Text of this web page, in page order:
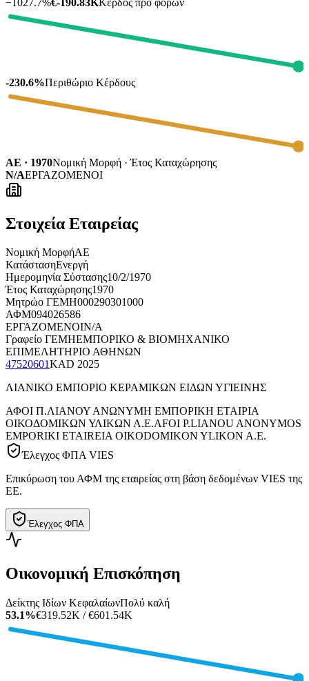
−1027.7%€-190.83KΚέρδος προ φόρων
-230.6%Περιθώριο Κέρδους
ΑΕ · 1970Νομική Μορφή · Έτος Καταχώρησης
N/AΕΡΓΑΖΟΜΕΝΟΙ
Στοιχεία Εταιρείας
Νομική ΜορφήΑΕ
ΚατάστασηΕνεργή
Ημερομηνία Σύστασης10/2/1970
Έτος Καταχώρησης1970
Μητρώο ΓΕΜΗ000290301000
ΑΦΜ094026586
ΕΡΓΑΖΟΜΕΝΟΙN/A
Γραφείο ΓΕΜΗΕΜΠΟΡΙΚΟ & ΒΙΟΜΗΧΑΝΙΚΟ
ΕΠΙΜΕΛΗΤΗΡΙΟ ΑΘΗΝΩΝ
47520601KAD 2025
ΛΙΑΝΙΚΟ ΕΜΠΟΡΙΟ ΚΕΡΑΜΙΚΩΝ ΕΙΔΩΝ ΥΓΙΕΙΝΗΣ
ΑΦΟΙ Π.ΛΙΑΝΟΥ ΑΝΩΝΥΜΗ ΕΜΠΟΡΙΚΗ ΕΤΑΙΡΙΑ
ΟΙΚΟΔΟΜΙΚΩΝ ΥΛΙΚΩΝ Α.Ε.AFOI P.LIANOU ANONYMOS
EMPORIKI ETAIREIA OIKODOMIKON YLIKON A.E.
Έλεγχος ΦΠΑ VIES
Επικύρωση του ΑΦΜ της εταιρείας στη βάση δεδομένων VIES της
ΕΕ.
Έλεγχος ΦΠΑ
Οικονομική Επισκόπηση
Δείκτης Ιδίων ΚεφαλαίωνΠολύ καλή
53.1%€319.52K / €601.54K